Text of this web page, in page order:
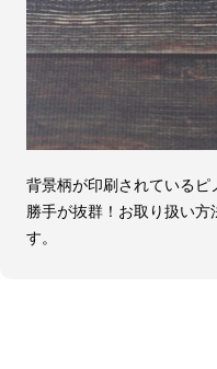
背景柄が印刷されている
勝手が抜群！お取り扱い
す。